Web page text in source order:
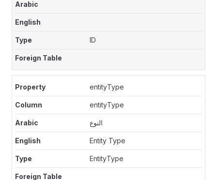
ID
entityType
entityType
النوع
Entity Type
EntityType